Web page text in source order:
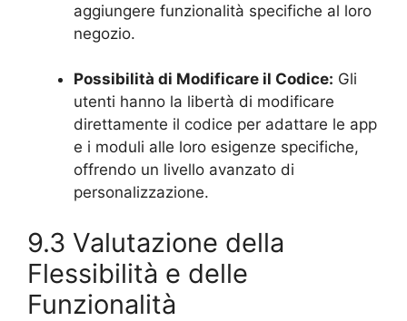
aggiungere funzionalità specifiche al loro
negozio.
Possibilità di Modificare il Codice: Gli
utenti hanno la libertà di modificare
direttamente il codice per adattare le app
e i moduli alle loro esigenze specifiche,
offrendo un livello avanzato di
personalizzazione.
9.3 Valutazione della
Flessibilità e delle
Funzionalità